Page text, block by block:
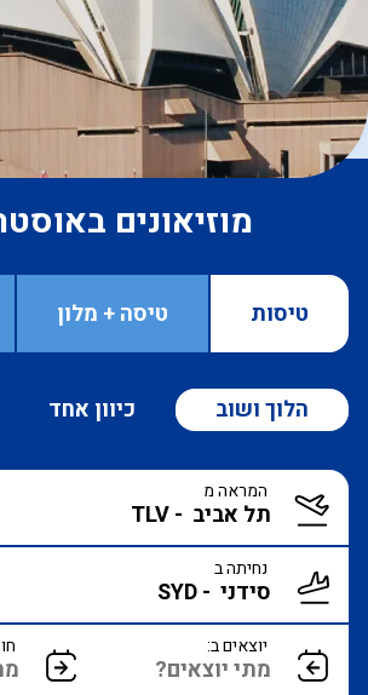
טיסות טיסה + מלון
מוזיאונים
הלוך ושוב כיוון אחד
המראה מ
נחיתה ב
יוצאים ב: